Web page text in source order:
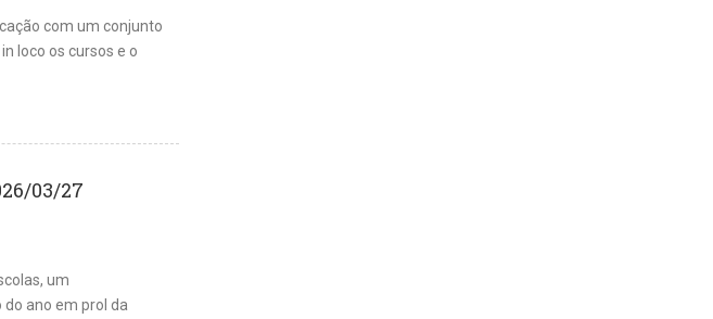
com um conjunto
loco os cursos e o
03/27
um
ano em prol da